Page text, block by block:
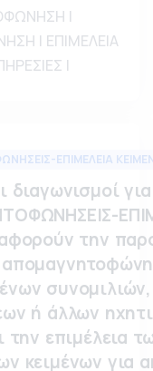
|
| ΕΠΙΜΕΛΕΙΑ
|
ΕΠΙΜΕΛΕΙΑ
διαγωνισμοί για
την
συνομιλιών,
ή άλλων
την επιμέλεια
κειμένων για